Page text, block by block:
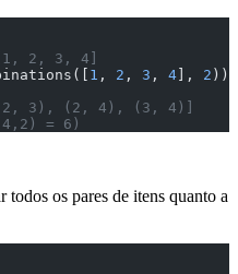
2, 3, 4]
1 , 2 , 3 , 4 ], 2 ))
3), (2, 4), (3, 4)]
= 6)
os pares de itens quanto a